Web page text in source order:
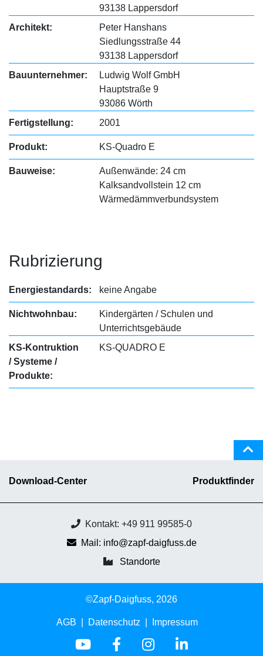
93138 Lappersdorf
Architekt:
Peter Hanshans
Siedlungsstraße 44
93138 Lappersdorf
Bauunternehmer:
Ludwig Wolf GmbH
Hauptstraße 9
93086 Wörth
Fertigstellung:
2001
Produkt: KS-Quadro E
Bauweise:
Außenwände: 24 cm
Kalksandvollstein 12 cm
Wärmedämmverbundsystem
Rubrizierung
Energiestandards: keine Angabe
Nichtwohnbau:
Kindergärten / Schulen und
Unterrichtsgebäude
KS-Kontruktion
/ Systeme /
Produkte:
KS-QUADRO E
Download-Center Produktfinder
Kontakt: +49 911 99585-0
Mail: info@zapf-daigfuss.de
Standorte
©Zapf-Daigfuss, 2026
AGB Datenschutz Impressum